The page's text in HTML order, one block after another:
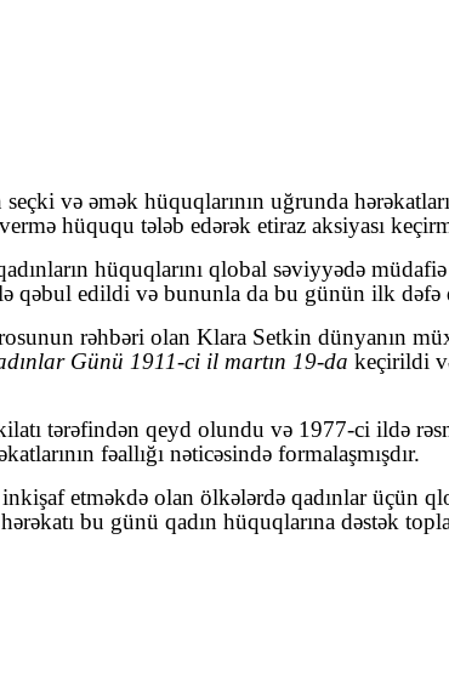
seçki və əmək hüquqlarının uğrunda
hüququ tələb edərək etiraz aksiyası
hüquqlarını qlobal səviyyədə
edildi və bununla da bu günün ilk dəfə
rəhbəri olan Klara Setkin dünyanın
Günü 1911-ci il martın 19-da keçirildi
tərəfindən qeyd olundu və 1977-ci ildə
fəallığı nəticəsində formalaşmışdır.
etməkdə olan ölkələrdə qadınlar üçün
bu günü qadın hüquqlarına dəstək